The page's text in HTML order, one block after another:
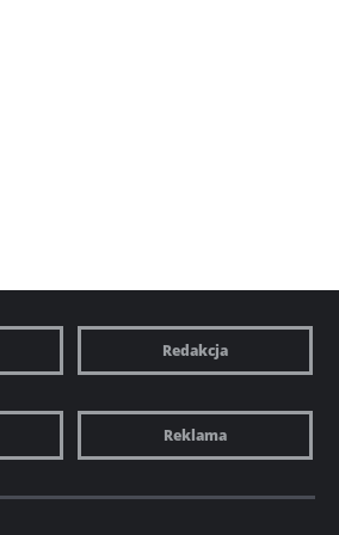
Redakcja
Reklama